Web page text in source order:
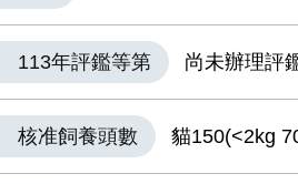
113年評鑑等第 尚未辦理評
核准飼養頭數 貓150(<2kg